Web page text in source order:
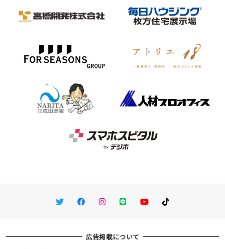
TwitterFacebookInstagram
LINE You TubeTikTok
広告掲載について